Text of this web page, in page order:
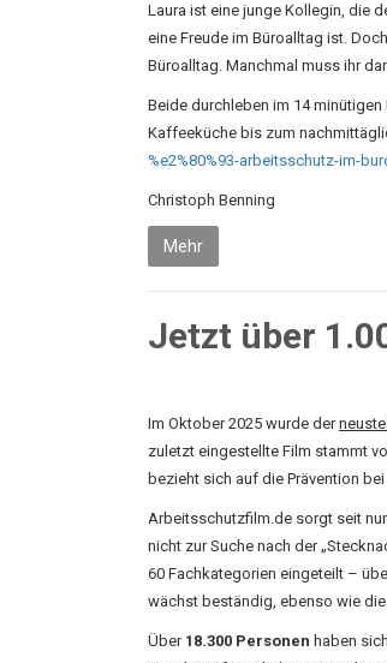
Laura ist eine junge Kollegin, die
eine Freude im Büroalltag ist.
Büroalltag. Manchmal muss ihr
Beide durchleben im 14
Kaffeeküche bis zum
%e2%80%93-arbeitsschutz-im-
Christoph Benning
Mehr
Jetzt über
Im Oktober 2025 wurde derneuste
zuletzt eingestellte Film stammt
bezieht sich auf die Prävention
Arbeitsschutzfilm.de sorgt seit
nicht zur Suche nach der
60 Fachkategorien eingeteilt –
wächst beständig, ebenso wie
Über 18.300 Personen haben